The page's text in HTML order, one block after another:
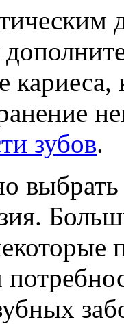
кариеса,
зубов.